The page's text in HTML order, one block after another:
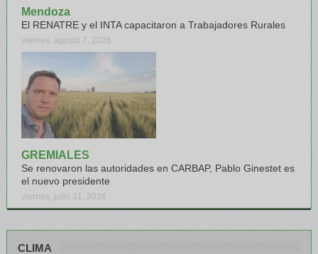
Mendoza
El RENATRE y el INTA capacitaron a Trabajadores Rurales
viernes, agosto 7, 2026
GREMIALES
Se renovaron las autoridades en CARBAP, Pablo Ginestet es
el nuevo presidente
viernes, julio 31, 2026
CLIMA